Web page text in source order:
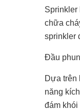
chữa
sprinkler
Đầu
Dựa trên
năng
đám khói